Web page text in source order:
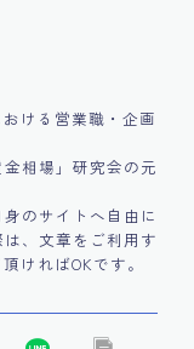
ける営業職・企画
相場」研究会の元
のサイトへ自由に
、文章をご利用す
ければOKです。